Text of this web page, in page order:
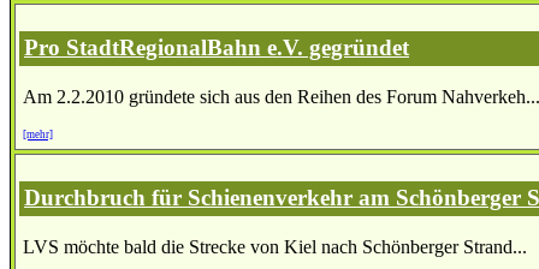
Pro StadtRegionalBahn e.V. gegründet
Am 2.2.2010 gründete sich aus den Reihen des Forum Nahverkeh...
[mehr]
Durchbruch für Schienenverkehr am Schönberger
LVS möchte bald die Strecke von Kiel nach Schönberger Strand...